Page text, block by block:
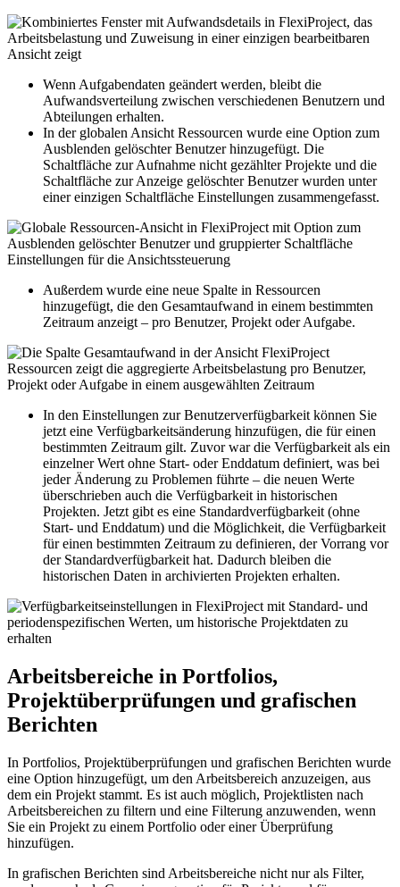
Wenn Aufgabendaten geändert werden, bleibt die
Aufwandsverteilung zwischen verschiedenen Benutzern und
Abteilungen erhalten.
In der globalen Ansicht Ressourcen wurde eine Option zum
Ausblenden gelöschter Benutzer hinzugefügt. Die
Schaltfläche zur Aufnahme nicht gezählter Projekte und die
Schaltfläche zur Anzeige gelöschter Benutzer wurden unter
einer einzigen Schaltfläche Einstellungen zusammengefasst.
Außerdem wurde eine neue Spalte in Ressourcen
hinzugefügt, die den Gesamtaufwand in einem bestimmten
Zeitraum anzeigt – pro Benutzer, Projekt oder Aufgabe.
In den Einstellungen zur Benutzerverfügbarkeit können Sie
jetzt eine Verfügbarkeitsänderung hinzufügen, die für einen
bestimmten Zeitraum gilt. Zuvor war die Verfügbarkeit als ein
einzelner Wert ohne Start- oder Enddatum definiert, was bei
jeder Änderung zu Problemen führte – die neuen Werte
überschrieben auch die Verfügbarkeit in historischen
Projekten. Jetzt gibt es eine Standardverfügbarkeit (ohne
Start- und Enddatum) und die Möglichkeit, die Verfügbarkeit
für einen bestimmten Zeitraum zu definieren, der Vorrang vor
der Standardverfügbarkeit hat. Dadurch bleiben die
historischen Daten in archivierten Projekten erhalten.
Arbeitsbereiche in Portfolios,
Projektüberprüfungen und grafischen
Berichten
In Portfolios, Projektüberprüfungen und grafischen Berichten wurde
eine Option hinzugefügt, um den Arbeitsbereich anzuzeigen, aus
dem ein Projekt stammt. Es ist auch möglich, Projektlisten nach
Arbeitsbereichen zu filtern und eine Filterung anzuwenden, wenn
Sie ein Projekt zu einem Portfolio oder einer Überprüfung
hinzufügen.
In grafischen Berichten sind Arbeitsbereiche nicht nur als Filter,